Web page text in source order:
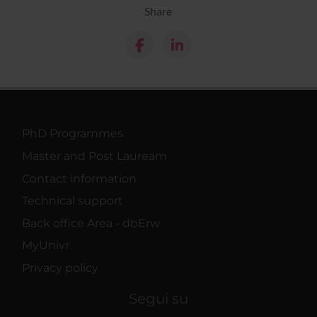
Share
PhD Programmes
Master and Post Lauream
Contact information
Technical support
Back office Area - dbErw
MyUnivr
Privacy policy
Segui su